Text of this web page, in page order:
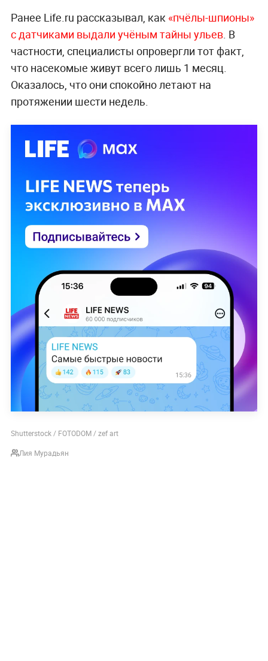
Ранее Life.ru рассказывал, как «пчёлы-шпионы‎»
с датчиками выдали учёным тайны ульев. В
частности, специалисты опровергли тот факт,
что насекомые живут всего лишь 1 месяц.
Оказалось, что они спокойно летают на
протяжении шести недель.
Shutterstock / FOTODOM / zef art
Лия Мурадьян